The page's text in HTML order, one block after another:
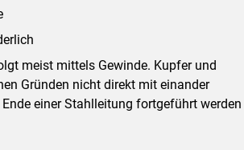
meist mittels Gewinde. Kupfer und
Gründen nicht direkt mit einander
einer Stahlleitung fortgeführt werden